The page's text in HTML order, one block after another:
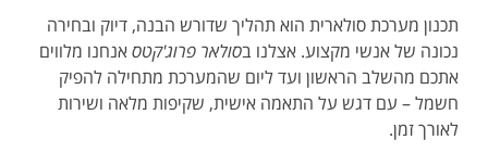
תכנון מערכת סולארית הוא תהליך שדורש הבנה, דיוק ובחירה
נכונה של אנשי מקצוע. אצלנו בסולאר פרוג'קטסאנחנו מלווים
אתכם מהשלב הראשון ועד ליום שהמערכת מתחילה להפיק
חשמל – עם דגש על התאמה אישית, שקיפות מלאה ושירות
לאורך זמן.